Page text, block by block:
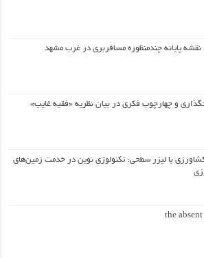
نقشه پایانه چندمنظوره مسافربری در غرب مشهد
و چهارچوب فکری در بیان نظریه «فقیه غایب»
کشاورزی با لیزر سطحی: تکنولوژی نوین در خدمت زمین‌های
the